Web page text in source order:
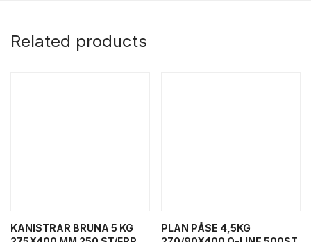
Related products
KANISTRAR BRUNA 5 KG
PLAN PÅSE 4,5KG